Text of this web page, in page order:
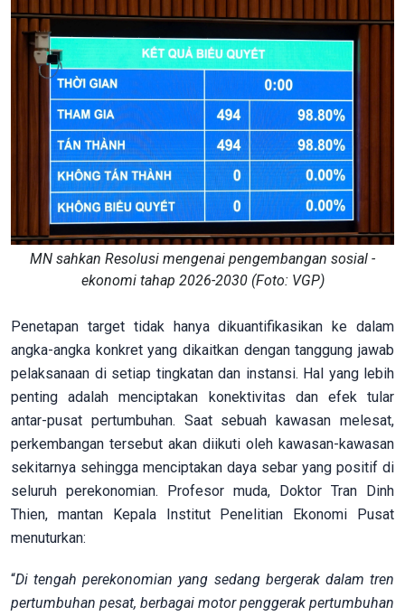
MN sahkan Resolusi mengenai pengembangan sosial -
ekonomi tahap 2026-2030 (Foto: VGP)
Penetapan target tidak hanya dikuantifikasikan ke dalam
angka-angka konkret yang dikaitkan dengan tanggung jawab
pelaksanaan di setiap tingkatan dan instansi. Hal yang lebih
penting adalah menciptakan konektivitas dan efek tular
antar-pusat pertumbuhan. Saat sebuah kawasan melesat,
perkembangan tersebut akan diikuti oleh kawasan-kawasan
sekitarnya sehingga menciptakan daya sebar yang positif di
seluruh perekonomian. Profesor muda, Doktor Tran Dinh
Thien, mantan Kepala Institut Penelitian Ekonomi Pusat
menuturkan:
“Di tengah perekonomian yang sedang bergerak dalam tren
pertumbuhan pesat, berbagai motor penggerak pertumbuhan